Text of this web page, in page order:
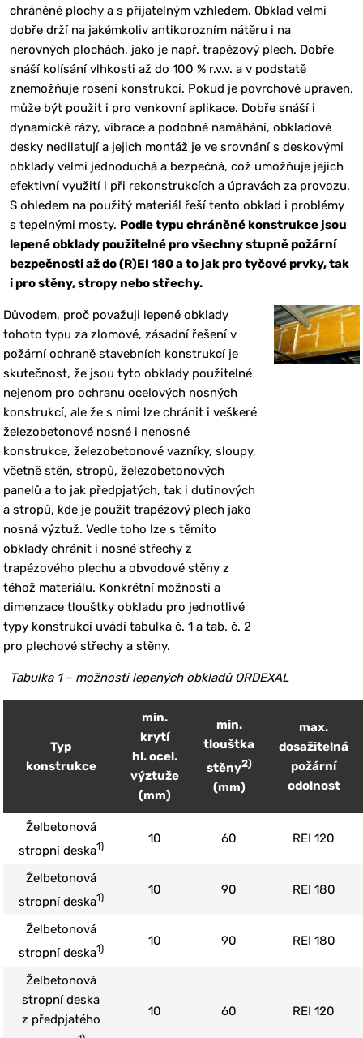
chráněné plochy a s přijatelným vzhledem. Obklad velmi
dobře drží na jakémkoliv antikorozním nátěru i na
nerovných plochách, jako je např. trapézový plech. Dobře
snáší kolísání vlhkosti až do 100 % r.v.v. a v podstatě
znemožňuje rosení konstrukcí. Pokud je povrchově upraven,
může být použit i pro venkovní aplikace. Dobře snáší i
dynamické rázy, vibrace a podobné namáhání, obkladové
desky nedilatují a jejich montáž je ve srovnání s deskovými
obklady velmi jednoduchá a bezpečná, což umožňuje jejich
efektivní využití i při rekonstrukcích a úpravách za provozu.
S ohledem na použitý materiál řeší tento obklad i problémy
s tepelnými mosty. Podle typu chráněné konstrukce jsou
lepené obklady použitelné pro všechny stupně požární
bezpečnosti až do (R)EI 180 a to jak pro tyčové prvky, tak
i pro stěny, stropy nebo střechy.
Důvodem, proč považuji lepené obklady
tohoto typu za zlomové, zásadní řešení v
požární ochraně stavebních konstrukcí je
skutečnost, že jsou tyto obklady použitelné
nejenom pro ochranu ocelových nosných
konstrukcí, ale že s nimi lze chránit i veškeré
železobetonové nosné i nenosné
konstrukce, železobetonové vazníky, sloupy,
včetně stěn, stropů, železobetonových
panelů a to jak předpjatých, tak i dutinových
a stropů, kde je použit trapézový plech jako
nosná výztuž. Vedle toho lze s těmito
obklady chránit i nosné střechy z
trapézového plechu a obvodové stěny z
téhož materiálu. Konkrétní možnosti a
dimenzace tlouštky obkladu pro jednotlivé
typy konstrukcí uvádí tabulka č. 1 a tab. č. 2
pro plechové střechy a stěny.
Tabulka 1 – možnosti lepených obkladů ORDEXAL
Typ
konstrukce
min.
krytí
hl. ocel.
výztuže
(mm)
min.
tlouštka
stěny2)
(mm)
max.
dosažitelná
požární
odolnost
Želbetonová
stropní deska1)
10 60 REI 120
Želbetonová
stropní deska1)
10 90 REI 180
Želbetonová
stropní deska1)
10 90 REI 180
Želbetonová
stropní deska
z předpjatého
10 60 REI 120